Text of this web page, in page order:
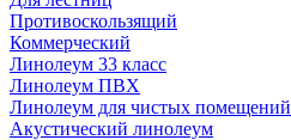
Противоскользящий
Коммерческий
Линолеум 33 класс
Линолеум ПВХ
Линолеум для чистых помещений
Акустический линолеум